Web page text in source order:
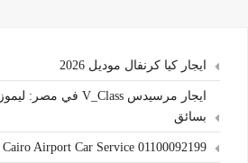
ايجار كيا كرنفال موديل 2026
بسائق
Cairo Airport Car Service 01100092199